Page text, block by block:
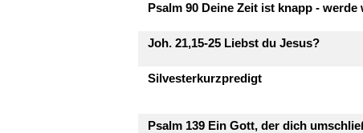
Psalm 90 Deine Zeit ist knapp - werde
Joh. 21,15-25 Liebst du Jesus?
Silvesterkurzpredigt
Psalm 139 Ein Gott, der dich